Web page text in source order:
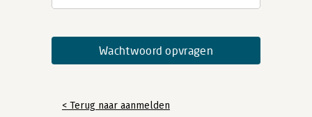
< Terug naar aanmelden